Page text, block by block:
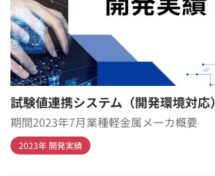
試験値連携システム（開発環境対応）
期間2023年7月業種軽金属メーカ概要
2023年 開発実績